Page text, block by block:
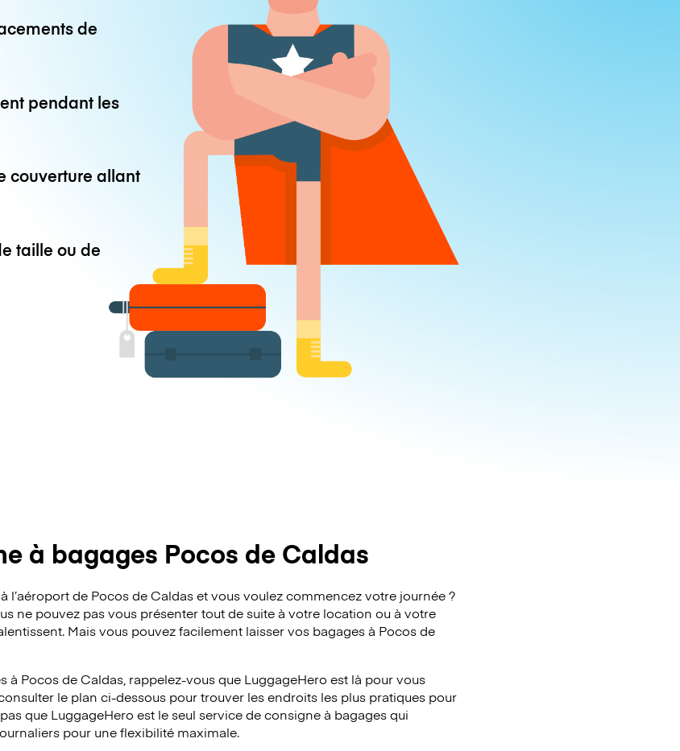
de
pendant les
couverture allant
taille ou de
à bagages Pocos de Caldas
l’aéroport de Pocos de Caldas et vous voulez commencez votre journée ?
ne pouvez pas vous présenter tout de suite à votre location ou à votre
Mais vous pouvez facilement laisser vos bagages à Pocos de
à Pocos de Caldas, rappelez-vous que LuggageHero est là pour vous
le plan ci-dessous pour trouver les endroits les plus pratiques pour
que LuggageHero est le seul service de consigne à bagages qui
pour une flexibilité maximale.